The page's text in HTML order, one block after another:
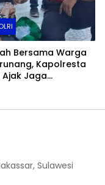
Bersama Warga
Kapolresta
Ajak Jaga
Sulawesi